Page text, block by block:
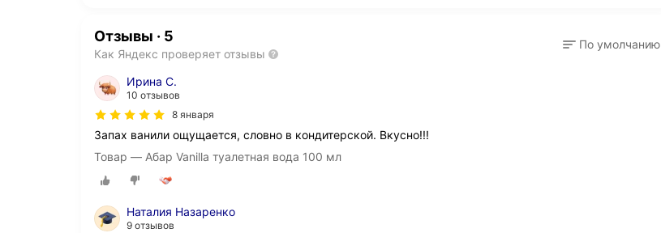
Отзывы · 5
Как Яндекс проверяет отзывы
По умолчанию
Ирина С.
10 отзывов
8 января
Запах ванили ощущается, словно в кондитерской. Вкусно!!!
Товар — Абар Vanilla туалетная вода 100 мл
Наталия Назаренко
9 отзывов